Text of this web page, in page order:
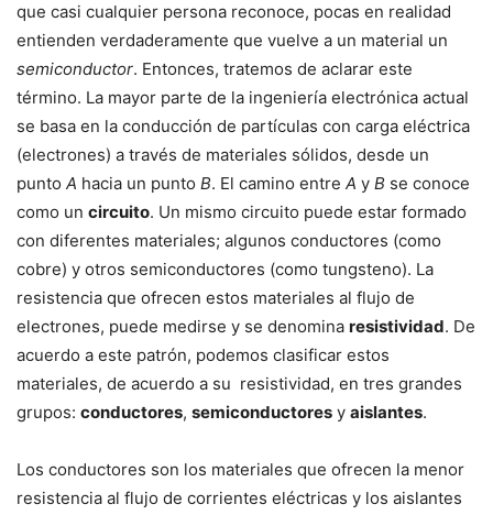
que casi cualquier persona reconoce, pocas en realidad
entienden verdaderamente que vuelve a un material un
semiconductor. Entonces, tratemos de aclarar este
término. La mayor parte de la ingeniería electrónica actual
se basa en la conducción de partículas con carga eléctrica
(electrones) a través de materiales sólidos, desde un
punto A hacia un punto B. El camino entre A y B se conoce
como un circuito. Un mismo circuito puede estar formado
con diferentes materiales; algunos conductores (como
cobre) y otros semiconductores (como tungsteno). La
resistencia que ofrecen estos materiales al flujo de
electrones, puede medirse y se denomina resistividad. De
acuerdo a este patrón, podemos clasificar estos
materiales, de acuerdo a su resistividad, en tres grandes
grupos: conductores, semiconductores y aislantes.
Los conductores son los materiales que ofrecen la menor
resistencia al flujo de corrientes eléctricas y los aislantes